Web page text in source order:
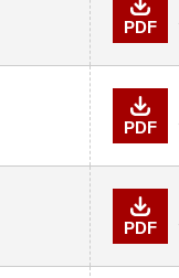
PDF
PDF
PDF